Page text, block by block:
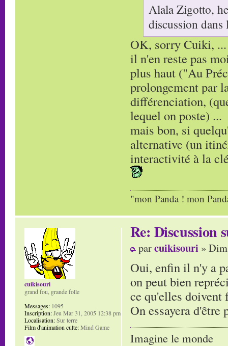
Alala Zigotto,
discussion
OK, sorry Cuiki,
il n'en reste pas
plus haut ("Au
prolongement par
différenciation,
lequel on poste) ...
mais bon, si
alternative (un
interactivité à la
"mon Panda ! mon
Re: Discussion
parcuikisouri »
Oui, enfin il n'y a
on peut bien
ce qu'elles doivent
On essayera d'être
Imagine le monde
cuikisouri
grand fou, grande folle
Messages: 1095
Inscription:Jeu Mar 31, 2005 12:38 pm
Localisation:Sur terre
Film d'animation culte:Mind Game